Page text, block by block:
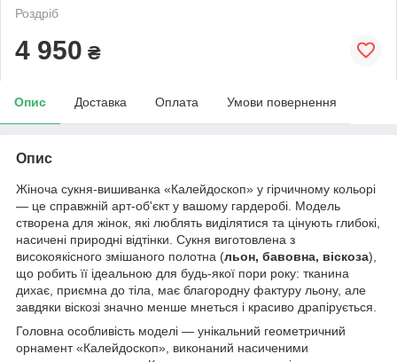
Роздріб
4 950 ₴
Опис Доставка Оплата Умови повернення
Опис
Жіноча сукня-вишиванка «Калейдоскоп» у гірчичному кольорі
— це справжній арт-об'єкт у вашому гардеробі. Модель
створена для жінок, які люблять виділятися та цінують глибокі,
насичені природні відтінки. Сукня виготовлена з
високоякісного змішаного полотна (льон, бавовна, віскоза),
що робить її ідеальною для будь-якої пори року: тканина
дихає, приємна до тіла, має благородну фактуру льону, але
завдяки віскозі значно менше мнеться і красиво драпірується.
Головна особливість моделі — унікальний геометричний
орнамент «Калейдоскоп», виконаний насиченими